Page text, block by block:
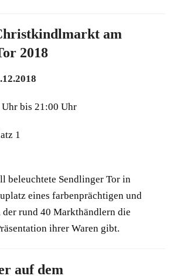
am
2018
bis 21:00 Uhr
1
beleuchtete Sendlinger Tor in
eines farbenprächtigen und
der rund 40 Markthändlern die
ihrer Waren gibt.
auf dem